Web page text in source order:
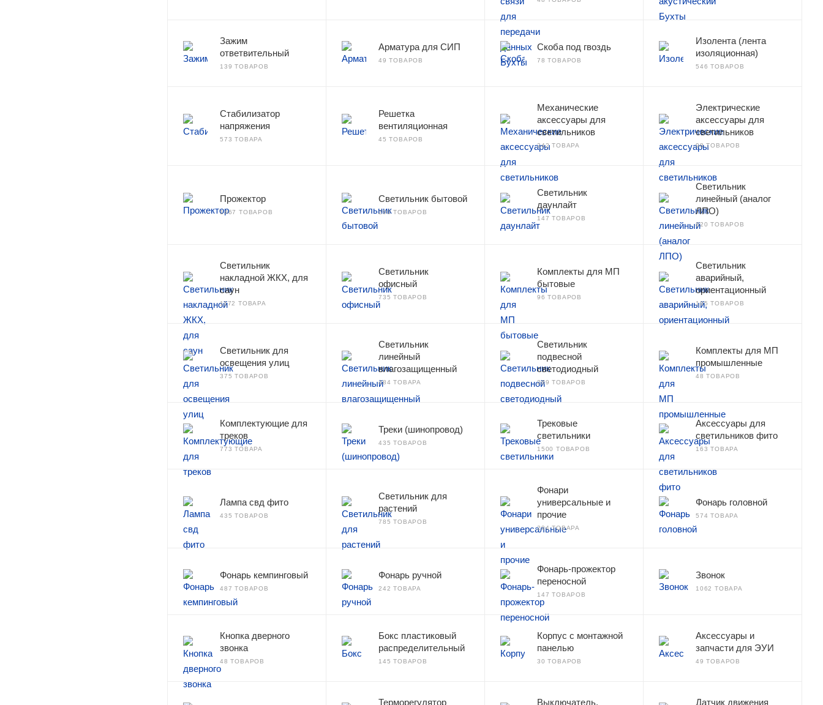
Зажим
ответвительный
139 ТОВАРОВ
Арматура для СИП
49 ТОВАРОВ
Скоба под гвоздь
78 ТОВАРОВ
Изолента (лента
изоляционная)
546 ТОВАРОВ
Стабилизатор
напряжения
573 ТОВАРА
Решетка
вентиляционная
45 ТОВАРОВ
Механические
аксессуары для
светильников
242 ТОВАРА
Электрические
аксессуары для
светильников
98 ТОВАРОВ
Прожектор
1467 ТОВАРОВ
Светильник бытовой
290 ТОВАРОВ
Светильник
даунлайт
147 ТОВАРОВ
Светильник
линейный (аналог
ЛПО)
820 ТОВАРОВ
Светильник
накладной ЖКХ, для
саун
1172 ТОВАРА
Светильник
офисный
735 ТОВАРОВ
Комплекты для МП
бытовые
96 ТОВАРОВ
Светильник
аварийный,
ориентационный
195 ТОВАРОВ
Светильник для
освещения улиц
375 ТОВАРОВ
Светильник
линейный
влагозащищенный
484 ТОВАРА
Светильник
подвесной
светодиодный
289 ТОВАРОВ
Комплекты для МП
промышленные
48 ТОВАРОВ
Комплектующие для
треков
773 ТОВАРА
Треки (шинопровод)
435 ТОВАРОВ
Трековые
светильники
1500 ТОВАРОВ
Аксессуары для
светильников фито
163 ТОВАРА
Лампа свд фито
435 ТОВАРОВ
Светильник для
растений
785 ТОВАРОВ
Фонари
универсальные и
прочие
294 ТОВАРА
Фонарь головной
574 ТОВАРА
Фонарь кемпинговый
487 ТОВАРОВ
Фонарь ручной
242 ТОВАРА
Фонарь-прожектор
переносной
147 ТОВАРОВ
Звонок
1062 ТОВАРА
Кнопка дверного
звонка
48 ТОВАРОВ
Бокс пластиковый
распределительный
145 ТОВАРОВ
Корпус с монтажной
панелью
30 ТОВАРОВ
Аксессуары и
запчасти для ЭУИ
49 ТОВАРОВ
Терморегулятор Выключатель, Датчик движения